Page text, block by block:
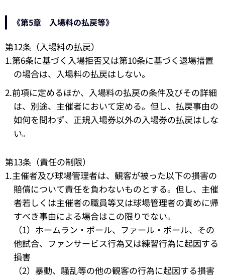
《第5章 入場料の払戻等》
第12条（入場料の払戻）
1.第6条に基づく入場拒否又は第10条に基づく退場措置
の場合は、入場料の払戻はしない。
2.前項に定めるほか、入場料の払戻の条件及びその詳細
は、別途、主催者において定める。但し、払戻事由の
如何を問わず、正規入場券以外の入場券の払戻はしな
い。
第13条（責任の制限）
1.主催者及び球場管理者は、観客が被った以下の損害の
賠償について責任を負わないものとする。但し、主催
者若しくは主催者の職員等又は球場管理者の責めに帰
すべき事由による場合はこの限りでない。
（1）ホームラン・ボール、ファール・ボール、その
他試合、ファンサービス行為又は練習行為に起因する
損害
（2）暴動、騒乱等の他の観客の行為に起因する損害